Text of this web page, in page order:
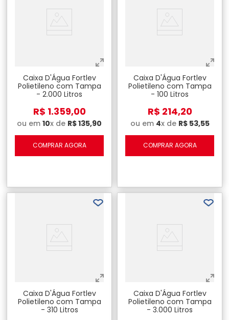
Caixa D'Água Fortlev
Polietileno com Tampa
- 2.000 Litros
R$ 1.359,00
ou em 10x de R$135,90
COMPRAR AGORA
Caixa D'Água Fortlev
Polietileno com Tampa
- 100 Litros
R$ 214,20
ou em 4x de R$ 53,55
COMPRAR AGORA
Caixa D'Água Fortlev
Polietileno com Tampa
- 310 Litros
Caixa D'Água Fortlev
Polietileno com Tampa
- 3.000 Litros